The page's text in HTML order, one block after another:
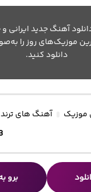
آهنگ جدید ایرانی و
موزیک‌های روز را
دانلود کنید.
آهنگ های ترند
برو